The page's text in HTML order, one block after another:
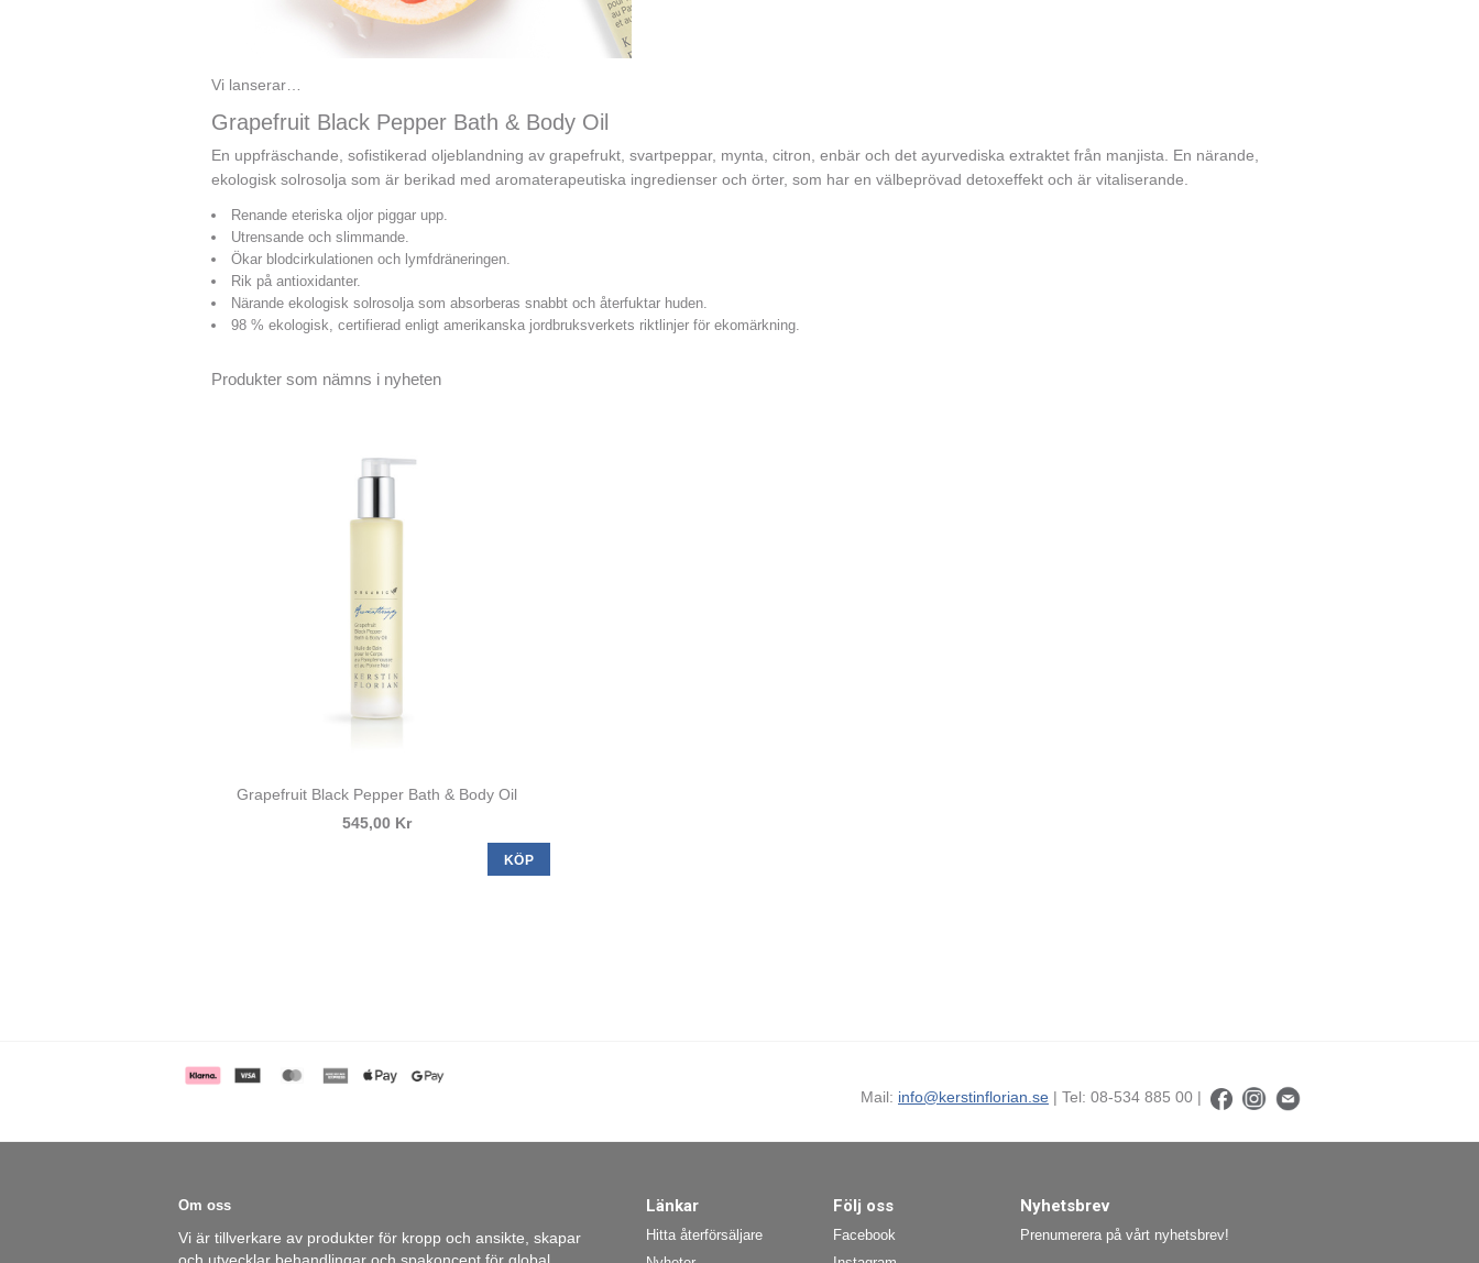
Vi lanserar…
Grapefruit Black Pepper Bath & Body Oil
En uppfräschande, sofistikerad oljeblandning av grapefrukt, svartpeppar, mynta, citron, enbär och det ayurvediska extraktet från manjista. En närande,
ekologisk solrosolja som är berikad med aromaterapeutiska ingredienser och örter, som har en välbeprövad detoxeffekt och är vitaliserande.
Renande eteriska oljor piggar upp.
Utrensande och slimmande.
Ökar blodcirkulationen och lymfdräneringen.
Rik på antioxidanter.
Närande ekologisk solrosolja som absorberas snabbt och återfuktar huden.
98 % ekologisk, certifierad enligt amerikanska jordbruksverkets riktlinjer för ekomärkning.
Produkter som nämns i nyheten
Grapefruit Black Pepper Bath & Body Oil
545,00 Kr
KÖP
Mail: info@kerstinflorian.se | Tel: 08-534 885 00 |
Om oss
Vi är tillverkare av produkter för kropp och ansikte, skapar
Länkar
Hitta återförsäljare
Följ oss
Facebook
Nyhetsbrev
Prenumerera på vårt nyhetsbrev!